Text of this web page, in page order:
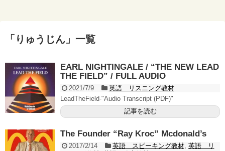
「 りゅうじん 」 一覧
EARL NIGHTINGALE / “THE NEW LEAD
THE FIELD” / FULL AUDIO
2021/7/9
英語 リスニング教材
LeadTheField-"Audio Transcript (PDF)"
記事を読む
The Founder “Ray Kroc” Mcdonald’s
2017/2/14 英語 スピーキング教材, 英語 リ